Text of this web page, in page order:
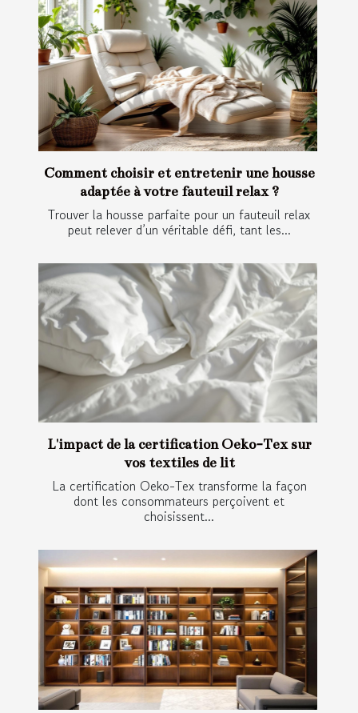
Comment choisir et entretenir une housse
adaptée à votre fauteuil relax ?
Trouver la housse parfaite pour un fauteuil relax
peut relever d’un véritable défi, tant les...
L'impact de la certification Oeko-Tex sur
vos textiles de lit
La certification Oeko-Tex transforme la façon
dont les consommateurs perçoivent et
choisissent...